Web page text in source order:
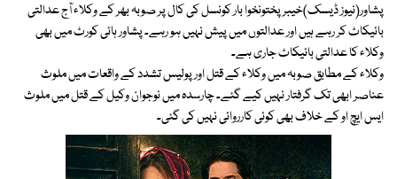
پشاور(نیوز ڈیسک)خیبرپختونخوا بار کونسل کی کال پر صوبہ بھر کے وکلاء آج عدالتی
بائیکاٹ کر رہے ہیں اور عدالتوں میں پیش نہیں ہو رہے۔ پشاور ہائی کورٹ میں بھی
وکلاء کا عدالتی بائیکاٹ جاری ہے۔
وکلاء کے مطابق صوبہ میں وکلاء کے قتل اور پولیس تشدد کے واقعات میں ملوث
عناصر ابھی تک گرفتار نہیں کیے گئے۔ چارسدہ میں نوجوان وکیل کے قتل میں ملوث
ایس ایچ او کے خلاف بھی کوئی کارروائی نہیں کی گئی۔